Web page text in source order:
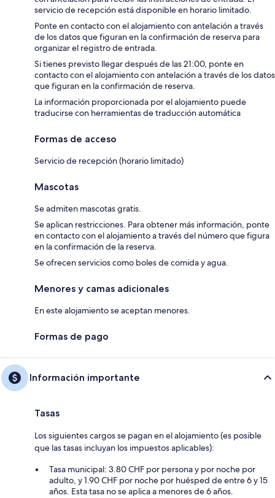
servicio de recepción está disponible en horario limitado.
Ponte en contacto con el alojamiento con antelación a través
de los datos que figuran en la confirmación de reserva para
organizar el registro de entrada.
Si tienes previsto llegar después de las 21:00, ponte en
contacto con el alojamiento con antelación a través de los datos
que figuran en la confirmación de reserva.
La información proporcionada por el alojamiento puede
traducirse con herramientas de traducción automática
Formas de acceso
Servicio de recepción (horario limitado)
Mascotas
Se admiten mascotas gratis.
Se aplican restricciones. Para obtener más información, ponte
en contacto con el alojamiento a través del número que figura
en la confirmación de la reserva.
Se ofrecen servicios como boles de comida y agua.
Menores y camas adicionales
En este alojamiento se aceptan menores.
Formas de pago
Información importante
Tasas
Los siguientes cargos se pagan en el alojamiento (es posible
que las tasas incluyan los impuestos aplicables):
Tasa municipal: 3.80 CHF por persona y por noche por
adulto, y 1.90 CHF por noche por huésped de entre 6 y 15
años. Esta tasa no se aplica a menores de 6 años.